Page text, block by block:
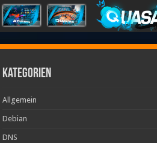
Kategorien
Allgemein
Debian
DNS